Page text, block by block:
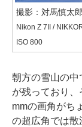
撮影：対馬慎太郎
Nikon Z 7II /
ISO 800
朝方の雪山の中
が残っており
mmの画角がち
の超広角では散